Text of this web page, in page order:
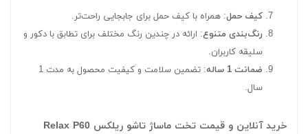
کیف حمل: همراه با کیف حمل برای جابجایی راحت‌تر.
رنگ‌بندی متنوع: ارائه در چندین رنگ مختلف برای تطابق با دکور و
سلیقه کاربران.
ضمانت 1 ساله
: تضمین سلامت و کیفیت محصول به مدت 1
سال.
خرید آنلاین و قیمت تخت ماساژ تاشو ریلکس Relax P60